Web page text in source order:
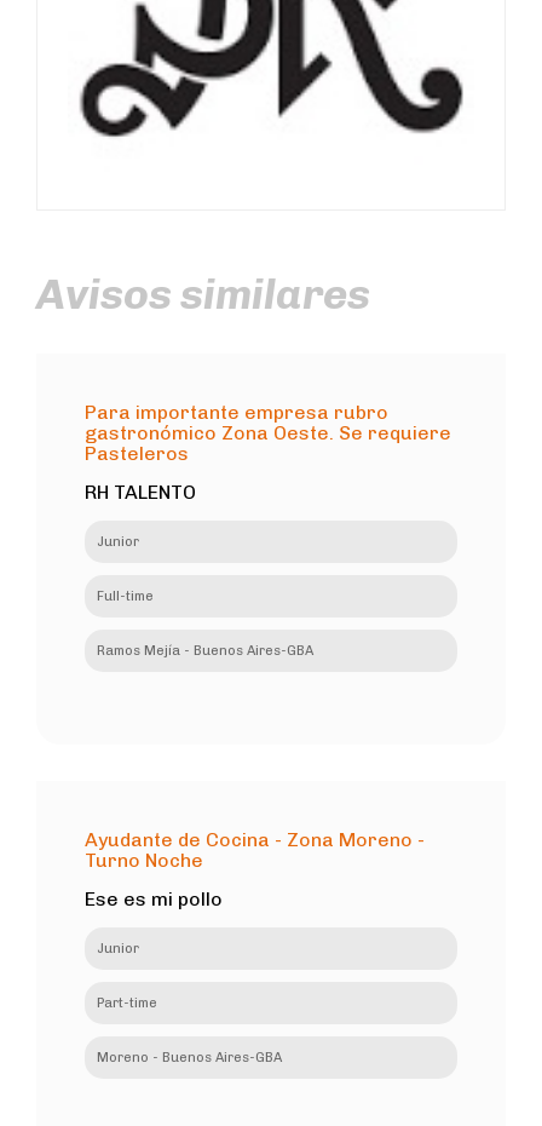
Avisos similares
Para importante empresa rubro
gastronómico Zona Oeste. Se requiere
Pasteleros
RH TALENTO
Junior
Full-time
Ramos Mejía - Buenos Aires-GBA
Ayudante de Cocina - Zona Moreno -
Turno Noche
Ese es mi pollo
Junior
Part-time
Moreno - Buenos Aires-GBA